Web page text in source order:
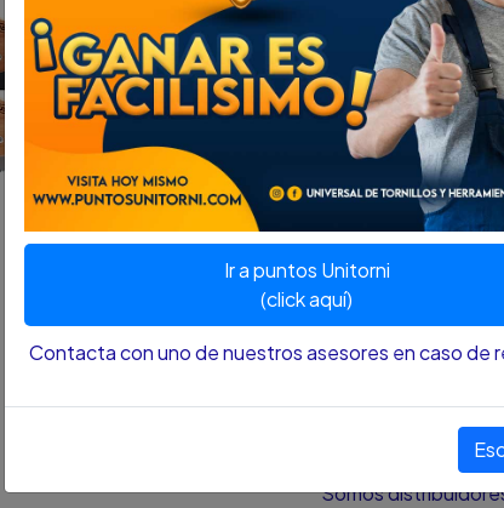
SERRUCHO
PULGADA
DURADERO
El color y el
aproximación al
pantalla desde
¿HAY
Si la publicación
de alguna
contacto con
Somos
Despachamos de
Universal de
Todos
nuestros
Somos
Ir a puntos Unitorni
(click aquí)
Contacta con uno de nuestros asesores en caso de